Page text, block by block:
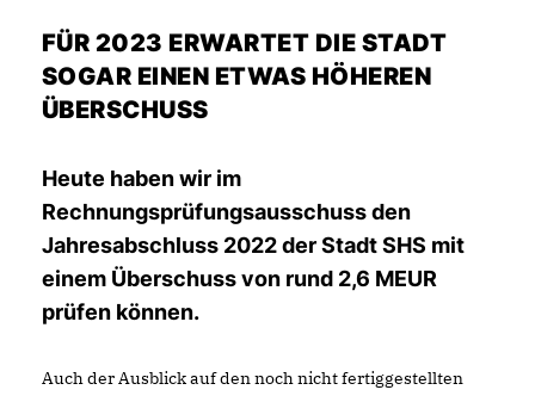
FÜR 2023 ERWARTET DIE STADT
SOGAR EINEN ETWAS HÖHEREN
ÜBERSCHUSS
Heute haben wir im
Rechnungsprüfungsausschuss den
Jahresabschluss 2022 der Stadt SHS mit
einem Überschuss von rund 2,6 MEUR
prüfen können.
Auch der Ausblick auf den noch nicht fertiggestellten